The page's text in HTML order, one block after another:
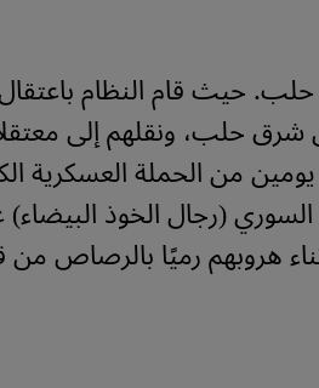
حيث قام النظام
حلب، ونقلهم إلى
من الحملة العسكرية
السوري (رجال الخوذ
هروبهم رميًا بالرصاص